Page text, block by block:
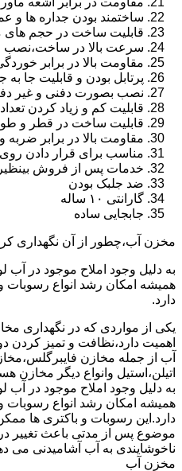
ساختمند بودن جداره ها و
قابلیت ساخت در حجم های
سرعت بالا در ساخت،نصب و
مقاومت بالا در برابر
پرتابل بودن و قابلیت جا
نصب بصورت دفنی و غیر
قابلیت کم و زیاد کردن
قابلیت ساخت در قطر و طول
مقاومت بالا در برابر
مناسب برای قرار دادن روی
خدمات پس از فروش بینظیر
ضد جلبک بودن
گارانتی ۱۰ ساله
جابجایی ساده
مخزن آب،چطور از آن نگهداری
به دلیل وجود املاح موجود در
همیشه امکان رشد انواع رسوبات
دارد.
یکی از مواردی که در نگهداری
اهمیت دارد،نظافت و تمیز
آب از جمله مخازن
اتیلن،استیل وانواع دیگر مخازن
به دلیل وجود املاح موجود در
همیشه امکان رشد انواع رسوبات
دارد.این رسوبات و باکتری ها
موضوع پس از مدتی باعث تغییر
ناخوشایندی به آب آشامیدنی می
مخزن آب